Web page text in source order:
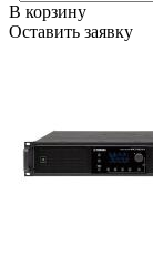
В корзину
Оставить заявку